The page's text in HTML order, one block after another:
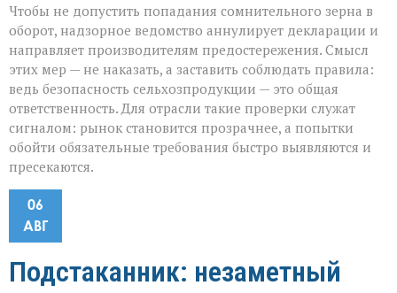
Чтобы не допустить попадания сомнительного зерна в
оборот, надзорное ведомство аннулирует декларации и
направляет производителям предостережения. Смысл
этих мер — не наказать, а заставить соблюдать правила:
ведь безопасность сельхозпродукции — это общая
ответственность. Для отрасли такие проверки служат
сигналом: рынок становится прозрачнее, а попытки
обойти обязательные требования быстро выявляются и
пресекаются.
06
АВГ
Подстаканник: незаметный